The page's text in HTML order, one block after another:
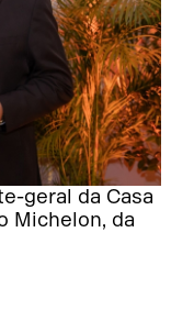
geral da Casa
Michelon, da